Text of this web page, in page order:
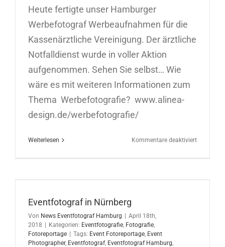
Heute fertigte unser Hamburger
Werbefotograf Werbeaufnahmen für die
Kassenärztliche Vereinigung. Der ärztliche
Notfalldienst wurde in voller Aktion
aufgenommen. Sehen Sie selbst… Wie
wäre es mit weiteren Informationen zum
Thema Werbefotografie? www.alinea-
design.de/werbefotografie/
Weiterlesen Kommentare deaktiviertfür
Eventfotograf in Nürnberg
Von News Eventfotograf Hamburg
April 18th,
2018
Kategorien: Eventfotografie, Fotografie,
Fotoreportage
Tags: Event Fotoreportage, Event
Photographer, Eventfotograf, Eventfotograf Hamburg,